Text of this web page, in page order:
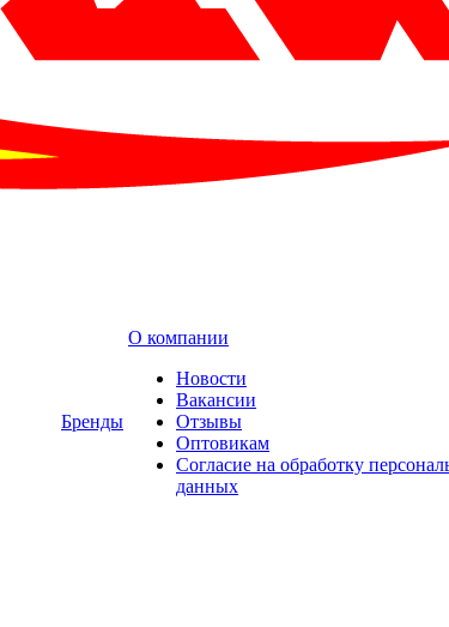
Бренды
О компании
Новости
Вакансии
Отзывы
Оптовикам
Cогласие на обработку
данных